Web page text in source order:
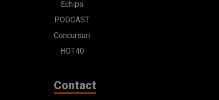
Echipa
PODCAST
Concursuri
HOT40
Contact